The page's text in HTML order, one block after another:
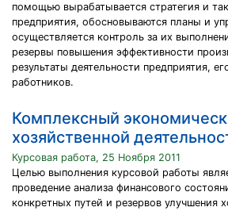
помощью вырабатывается стратегия и
предприятия, обосновываются планы и
осуществляется контроль за их
резервы повышения эффективности
результаты деятельности предприятия,
работников.
Комплексный
хозяйственной
Курсовая работа, 25 Ноября 2011
Целью выполнения курсовой работы
проведение анализа финансового
конкретных путей и резервов улучшения